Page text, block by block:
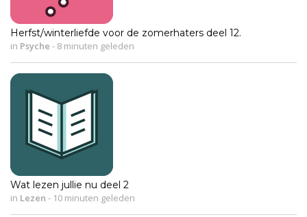
Herfst/winterliefde voor de zomerhaters deel 12.
in Psyche - 8 minuten geleden
Wat lezen jullie nu deel 2
in Lezen - 10 minuten geleden